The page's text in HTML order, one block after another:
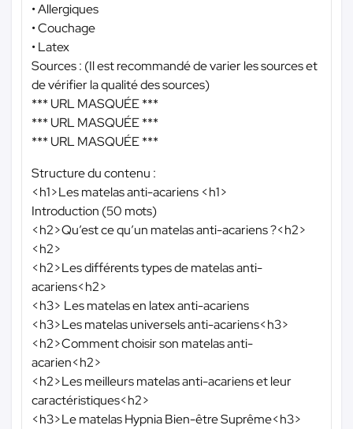
• Allergiques
• Couchage
• Latex
Sources : (Il est recommandé de varier les sources et
de vérifier la qualité des sources)
*** URL MASQUÉE ***
*** URL MASQUÉE ***
*** URL MASQUÉE ***
Structure du contenu :
<h1>Les matelas anti-acariens <h1>
Introduction (50 mots)
<h2>Qu’est ce qu’un matelas anti-acariens ?<h2>
<h2>
<h2>Les différents types de matelas anti-
acariens<h2>
<h3> Les matelas en latex anti-acariens
<h3>Les matelas universels anti-acariens<h3>
<h2>Comment choisir son matelas anti-
acarien<h2>
<h2>Les meilleurs matelas anti-acariens et leur
caractéristiques<h2>
<h3>Le matelas Hypnia Bien-être Suprême<h3>